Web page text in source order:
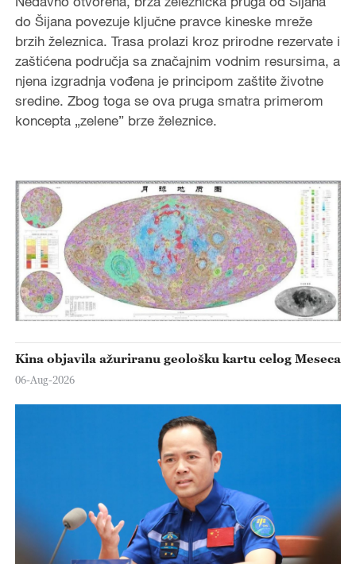
Video
do Šijana povezuje ključne pravce kineske mreže
brzih železnica. Trasa prolazi kroz prirodne rezervate i
zaštićena područja sa značajnim vodnim resursima, a
njena izgradnja vođena je principom zaštite životne
sredine. Zbog toga se ova pruga smatra primerom
koncepta „zelene” brze železnice.
Kina objavila ažuriranu geološku kartu celog Meseca
06-Aug-2026